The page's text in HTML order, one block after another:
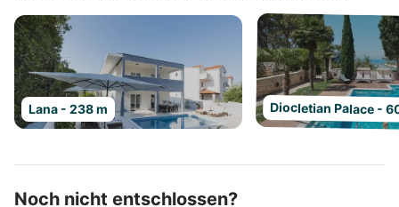
Lana - 238 m Diocletian Palace -
Noch nicht entschlossen?